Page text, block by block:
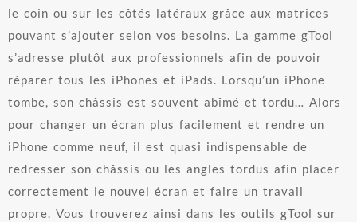
le coin ou sur les côtés latéraux grâce aux matrices
pouvant s’ajouter selon vos besoins. La gamme gTool
s’adresse plutôt aux professionnels afin de pouvoir
réparer tous les iPhones et iPads. Lorsqu’un iPhone
tombe, son châssis est souvent abîmé et tordu… Alors
pour changer un écran plus facilement et rendre un
iPhone comme neuf, il est quasi indispensable de
redresser son châssis ou les angles tordus afin placer
correctement le nouvel écran et faire un travail
propre. Vous trouverez ainsi dans les outils gTool sur